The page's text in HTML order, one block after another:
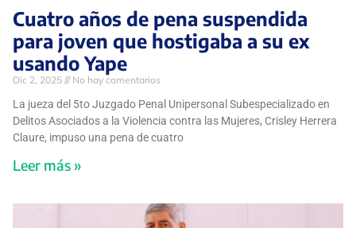
Cuatro años de pena suspendida
para joven que hostigaba a su ex
usando Yape
Dic 2, 2025 No hay comentarios
La jueza del 5to Juzgado Penal Unipersonal Subespecializado en
Delitos Asociados a la Violencia contra las Mujeres, Crisley Herrera
Claure, impuso una pena de cuatro
Leer más »